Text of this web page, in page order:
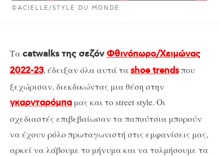
©ACIELLE/STYLE DU MONDE
Ταcatwalks της σεζόν Φθινόπωρο/Χειμώνας
2022-23, έδειξαν όλα αυτά ταshoe trendsπου
ξεχώρισαν, διεκδικώντας μια θέση στην
γκαρνταρόμπα μας και το street style. Οι
σχεδιαστές επιβεβαίωσαν τα παπούτσια μπορούν
να έχουν ρόλο πρωταγωνιστή στις εμφανίσεις μας,
αρκεί να λάβουμε το μήνυμα και να τολμήσουμε τα